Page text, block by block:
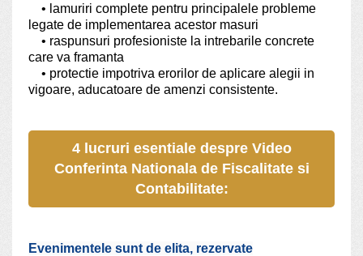
• lamuriri complete pentru principalele probleme
legate de implementarea acestor masuri
• raspunsuri profesioniste la intrebarile concrete
care va framanta
• protectie impotriva erorilor de aplicare alegii in
vigoare, aducatoare de amenzi consistente.
4 lucruri esentiale despre Video
Conferinta Nationala de Fiscalitate si
Contabilitate:
Evenimentele sunt de elita, rezervate